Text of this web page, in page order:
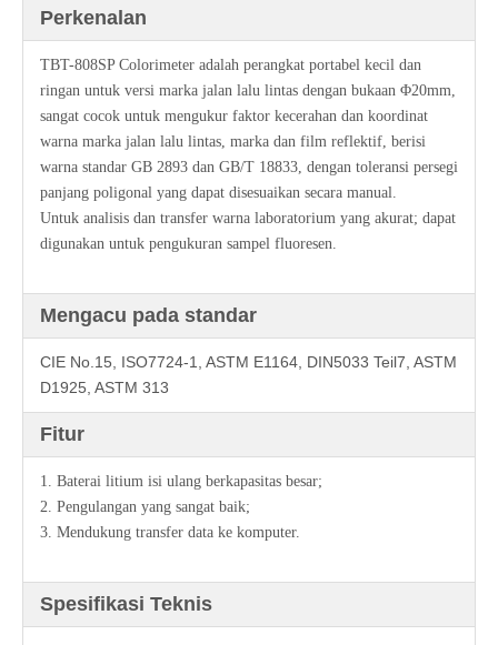
Perkenalan
TBT-808SP Colorimeter adalah perangkat portabel kecil dan
ringan untuk versi marka jalan lalu lintas dengan bukaan Φ20mm,
sangat cocok untuk mengukur faktor kecerahan dan koordinat
warna marka jalan lalu lintas, marka dan film reflektif, berisi
warna standar GB 2893 dan GB/T 18833, dengan toleransi persegi
panjang poligonal yang dapat disesuaikan secara manual.
Untuk analisis dan transfer warna laboratorium yang akurat; dapat
digunakan untuk pengukuran sampel fluoresen.
Mengacu pada standar
CIE No.15, ISO7724-1, ASTM E1164, DIN5033 Teil7, ASTM
D1925, ASTM 313
Fitur
1. Baterai litium isi ulang berkapasitas besar;
2. Pengulangan yang sangat baik;
3. Mendukung transfer data ke komputer.
Spesifikasi Teknis